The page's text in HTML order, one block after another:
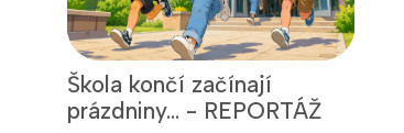
Škola končí začínají
prázdniny... - REPORTÁŽ